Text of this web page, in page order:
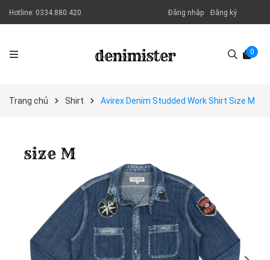
Hotline: 0334.880.420 Đăng nhập Đăng ký
0
Trang chủ Shirt Avirex Denim Studded Work Shirt Size M